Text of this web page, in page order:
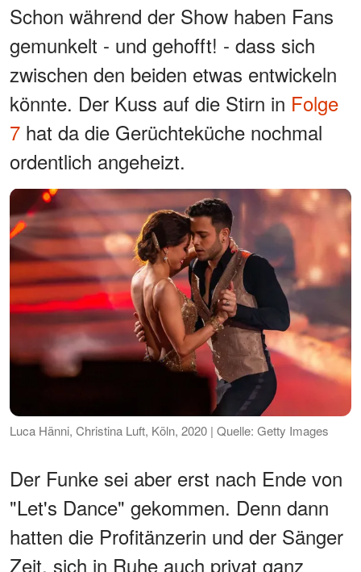
Schon während der Show haben Fans
gemunkelt - und gehofft! - dass sich
zwischen den beiden etwas entwickeln
könnte. Der Kuss auf die Stirn in Folge
7 hat da die Gerüchteküche nochmal
ordentlich angeheizt.
Luca Hänni, Christina Luft, Köln, 2020 | Quelle: Getty Images
Der Funke sei aber erst nach Ende von
"Let's Dance" gekommen. Denn dann
hatten die Profitänzerin und der Sänger
Zeit, sich in Ruhe auch privat ganz